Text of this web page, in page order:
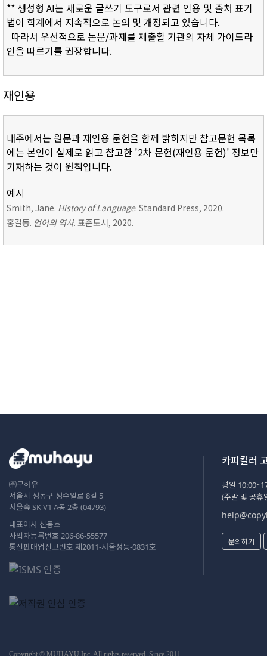
** 생성형 AI는 새로운 글쓰기 도구로서 관련 인용 및 출처 표기
법이 학계에서 지속적으로 논의 및 개정되고 있습니다.
따라서 우선적으로 논문/과제를 제출할 기관의 자체 가이드라
인을 따르기를 권장합니다.
재인용
내주에서는 원문과 재인용 문헌을 함께 밝히지만 참고문헌 목록
에는 본인이 실제로 읽고 참고한 '2차 문헌(재인용 문헌)' 정보만
기재하는 것이 원칙입니다.
예시
Smith, Jane. History of Language. Standard Press, 2020.
홍길동. 언어의 역사. 표준도서, 2020.
㈜무하유
서울시 성동구 성수일로 8길 5
서울숲 SK V1 A동 2층 (04793)
대표이사 신동호
사업자등록번호 206-86-55577
통신판매업신고번호 제2011-서울성동-0831호
카피킬러
평일
(주말 및 공휴
문의하기
Copyright © MUHAYU Inc. All rights reserved. Since 2011